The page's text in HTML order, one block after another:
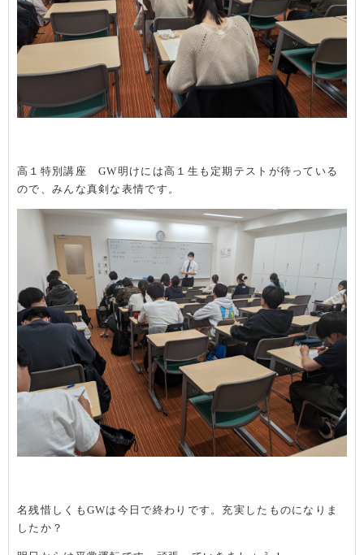
高１特別講座 GW明けには高１生も定期テストが待っている
ので、みんな真剣な表情です。
名残惜しくもGWは今日で終わりです。充実したものになりま
したか？